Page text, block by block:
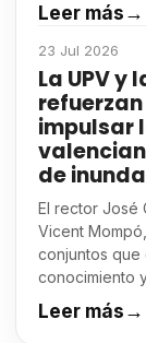
Leer más→
23 Jul 2026
La UPV y
impulsar
de
El rector José
Vicent
conjuntos que
conocimiento
Leer más→